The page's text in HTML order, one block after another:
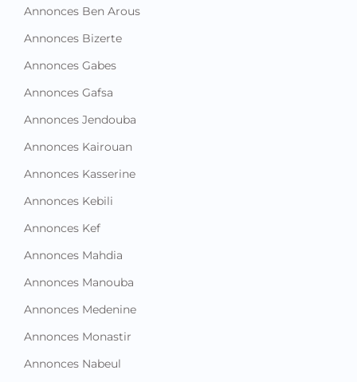
Annonces Ben Arous
Annonces Bizerte
Annonces Gabes
Annonces Gafsa
Annonces Jendouba
Annonces Kairouan
Annonces Kasserine
Annonces Kebili
Annonces Kef
Annonces Mahdia
Annonces Manouba
Annonces Medenine
Annonces Monastir
Annonces Nabeul